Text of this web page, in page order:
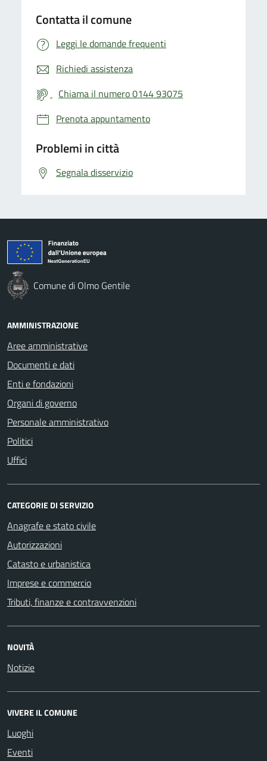
Contatta il comune
Leggi le domande frequenti
Richiedi assistenza
Chiama il numero 0144 93075
Prenota appuntamento
Problemi in città
Segnala disservizio
Comune di Olmo Gentile
AMMINISTRAZIONE
Aree amministrative
Documenti e dati
Enti e fondazioni
Organi di governo
Personale amministrativo
Politici
Uffici
CATEGORIE DI SERVIZIO
Anagrafe e stato civile
Autorizzazioni
Catasto e urbanistica
Imprese e commercio
Tributi, finanze e contravvenzioni
NOVITÀ
Notizie
VIVERE IL COMUNE
Luoghi
Eventi